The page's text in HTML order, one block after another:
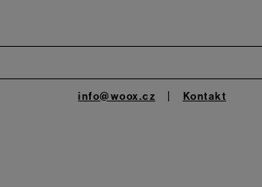
info@woox.cz Kontakt